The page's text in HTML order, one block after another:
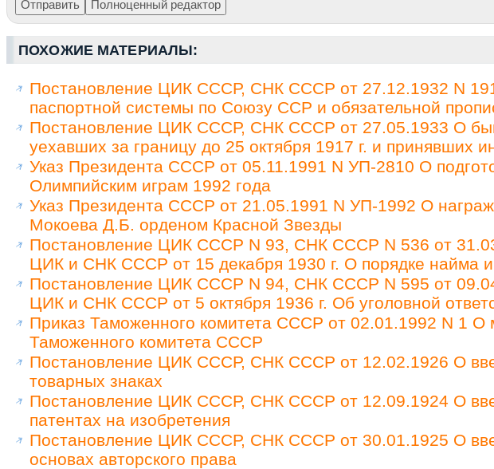
ПОХОЖИЕ МАТЕРИАЛЫ:
Постановление ЦИК СССР, СНК СССР от 27.12.1932 N
паспортной системы по Союзу ССР и обязательной
Постановление ЦИК СССР, СНК СССР от 27.05.1933 О
уехавших за границу до 25 октября 1917 г. и принявших
Указ Президента СССР от 05.11.1991 N УП-2810 О
Олимпийским играм 1992 года
Указ Президента СССР от 21.05.1991 N УП-1992 О
Мокоева Д.Б. орденом Красной Звезды
Постановление ЦИК СССР N 93, СНК СССР N 536 от
ЦИК и СНК СССР от 15 декабря 1930 г. О порядке найма
Постановление ЦИК СССР N 94, СНК СССР N 595 от
ЦИК и СНК СССР от 5 октября 1936 г. Об уголовной
Приказ Таможенного комитета СССР от 02.01.1992 N 1 О
Таможенного комитета СССР
Постановление ЦИК СССР, СНК СССР от 12.02.1926 О
товарных знаках
Постановление ЦИК СССР, СНК СССР от 12.09.1924 О
патентах на изобретения
Постановление ЦИК СССР, СНК СССР от 30.01.1925 О
основах авторского права